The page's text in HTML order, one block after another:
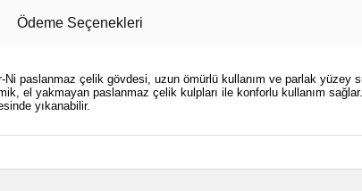
Ödeme Seçenekleri
paslanmaz çelik gövdesi, uzun ömürlü kullanım ve parlak yüzey
el yakmayan paslanmaz çelik kulpları ile konforlu kullanım
yıkanabilir.